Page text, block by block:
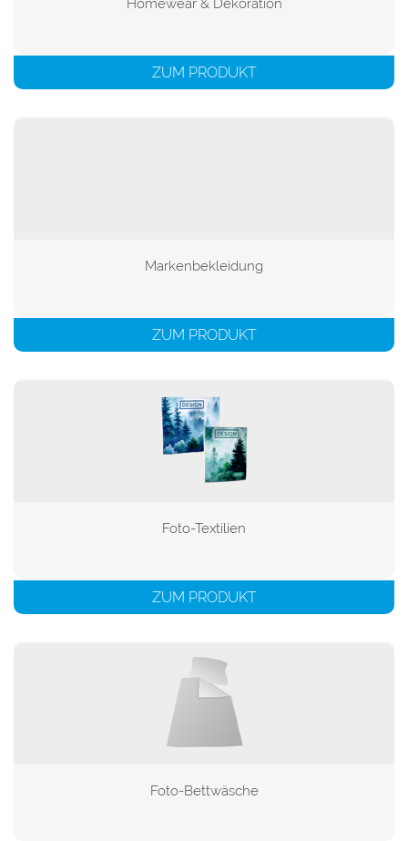
Homewear & Dekoration
ZUM PRODUKT
Markenbekleidung
ZUM PRODUKT
Foto-Textilien
ZUM PRODUKT
Foto-Bettwäsche